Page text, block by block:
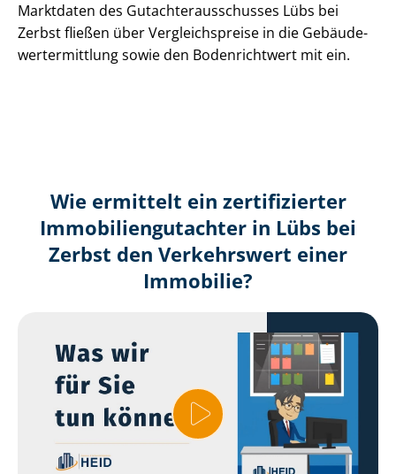
Marktdaten des Gut­ach­ter­aus­schus­ses Lübs bei
Zerbst fließen über Ver­gleichs­prei­se in die Ge­bäu­de­
wert­ermitt­lung sowie den Bodenrichtwert mit ein.
Wie ermittelt ein zertifizierter
Immobilien­gutachter in Lübs bei
Zerbst den Verkehrswert einer
Immobilie?